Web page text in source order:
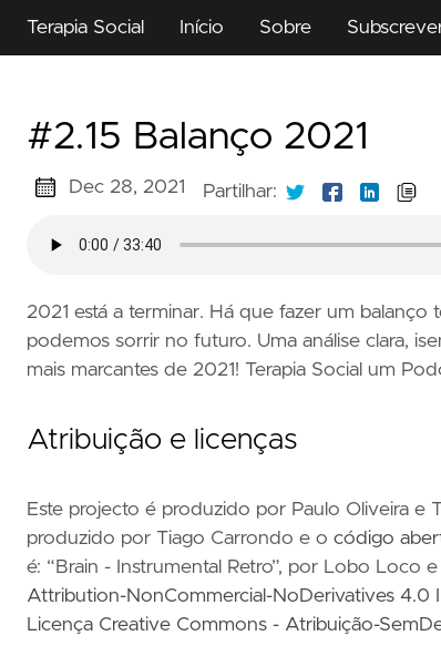
Terapia Social Início Sobre
#2.15 Balanço 2021
Dec 28, 2021 Partilhar:
2021 está a terminar. Há que fazer um
podemos sorrir no futuro. Uma análise clara,
mais marcantes de 2021! Terapia Social um
Atribuição e licenças
Este projecto é produzido por Paulo Oliveira e
produzido por Tiago Carrondo e o código
é: “Brain - Instrumental Retro”, por Lobo Loco
Attribution-NonCommercial-NoDerivatives 4.0
Licença Creative Commons - Atribuição-